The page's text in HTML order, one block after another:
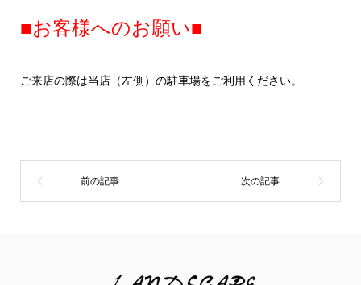
■お客様へのお願い■
ご来店の際は当店（左側）の駐車場をご利用ください。